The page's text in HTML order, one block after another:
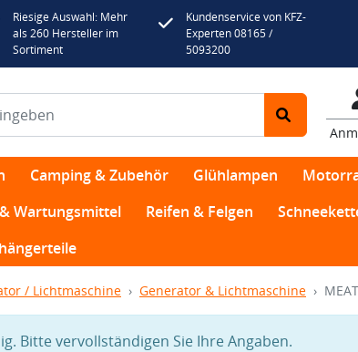
Riesige Auswahl: Mehr
als 260 Hersteller im
Sortiment
Kundenservice von KFZ-
Experten 08165 /
5093200
Camping & Zubehör Glühlampen
Wartungsmittel Reifen & Felgen
/ Lichtmaschine Generator & Lichtmaschine
Bitte vervollständigen Sie Ihre Angaben.